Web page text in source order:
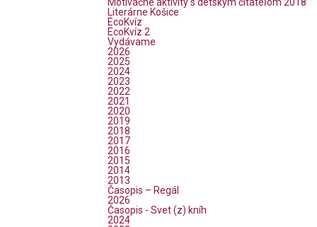
Motivačné aktivity s detským čitateľom 2018
Literárne Košice
EcoKvíz
EcoKvíz 2
Vydávame
2026
2025
2024
2023
2022
2021
2020
2019
2018
2017
2016
2015
2014
2013
Časopis – Regál
2026
Časopis - Svet (z) kníh
2024